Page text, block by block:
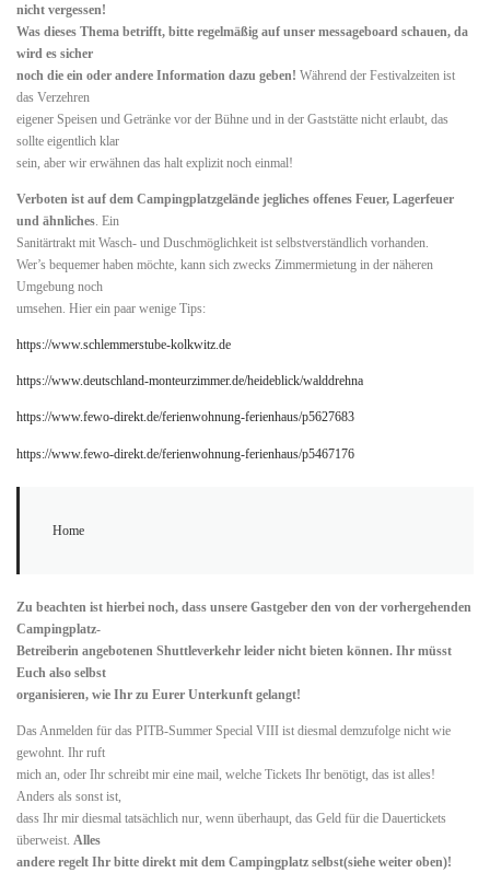
nicht vergessen!
Was dieses Thema betrifft, bitte regelmäßig auf unser messageboard schauen, da
wird es sicher
noch die ein oder andere Information dazu geben! Während der Festivalzeiten ist
das Verzehren
eigener Speisen und Getränke vor der Bühne und in der Gaststätte nicht erlaubt, das
sollte eigentlich klar
sein, aber wir erwähnen das halt explizit noch einmal!
Verboten ist auf dem Campingplatzgelände jegliches offenes Feuer, Lagerfeuer
und ähnliches. Ein
Sanitärtrakt mit Wasch- und Duschmöglichkeit ist selbstverständlich vorhanden.
Wer’s bequemer haben möchte, kann sich zwecks Zimmermietung in der näheren
Umgebung noch
umsehen. Hier ein paar wenige Tips:
https://www.schlemmerstube-kolkwitz.de
https://www.deutschland-monteurzimmer.de/heideblick/walddrehna
https://www.fewo-direkt.de/ferienwohnung-ferienhaus/p5627683
https://www.fewo-direkt.de/ferienwohnung-ferienhaus/p5467176
Home
Zu beachten ist hierbei noch, dass unsere Gastgeber den von der vorhergehenden
Campingplatz-
Betreiberin angebotenen Shuttleverkehr leider nicht bieten können. Ihr müsst
Euch also selbst
organisieren, wie Ihr zu Eurer Unterkunft gelangt!
Das Anmelden für das PITB-Summer Special VIII ist diesmal demzufolge nicht wie
gewohnt. Ihr ruft
mich an, oder Ihr schreibt mir eine mail, welche Tickets Ihr benötigt, das ist alles!
Anders als sonst ist,
dass Ihr mir diesmal tatsächlich nur, wenn überhaupt, das Geld für die Dauertickets
überweist. Alles
andere regelt Ihr bitte direkt mit dem Campingplatz selbst(siehe weiter oben)!